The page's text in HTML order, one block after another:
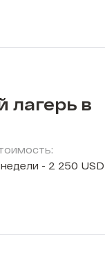
лагерь в
- 2 250 USD